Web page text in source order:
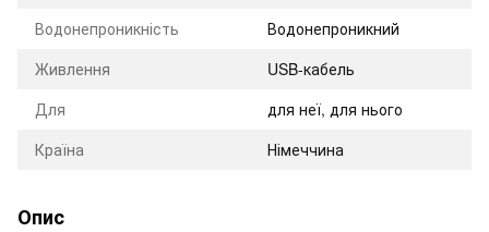
Водонепроникність
Водонепроникний
Живлення
USB-кабель
Для
для неї, для нього
Країна
Німеччина
Опис